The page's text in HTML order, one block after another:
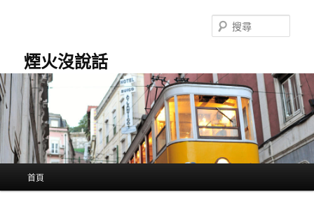
容
煙火沒說話
尋
首頁